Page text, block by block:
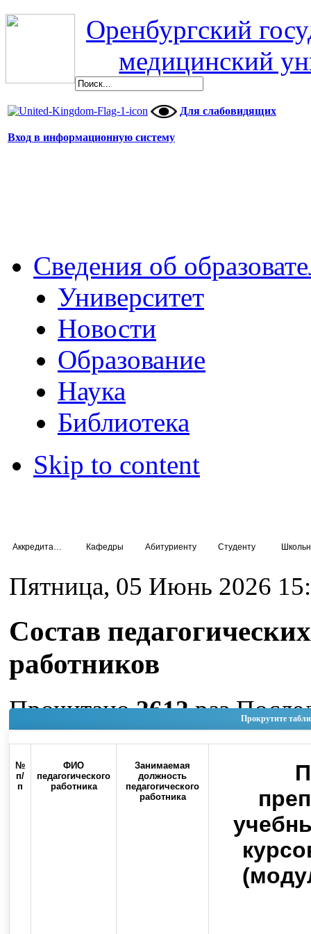
Оренбургский
медицинский
Для слабовидящих
Вход в информационную систему
Сведения об
Университет
Новости
Образование
Наука
Библиотека
Skip to content
Кафедры Абитуриенту Студенту
Пятница, 05 Июнь 2026
Состав педагогических
работников
Прокрутите
№
п/
п
ФИО
педагогического
работника
Занимаемая
должность
педагогического
работника
Прочитано2612раз
изменение Пятница, 05
15:42
Наверх
Контакты